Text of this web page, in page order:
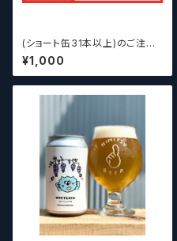
(ショート缶31本以上)のご注文
の場合いこちらをご購入くださ
い。 【クラフトビール】
¥1,000